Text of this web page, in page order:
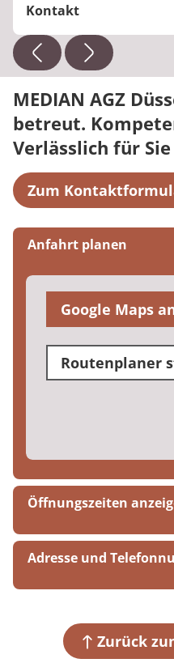
Kontakt
Telefon:+49 211 93432-100
E-Mail:
MEDIAN AGZ
betreut.
Verlässlich für Sie
Zum
Anfahrt planen
Google Maps
Routenplaner
Öffnungszeiten
Mo. bis Do. 08:00 bis
Fr. 08:30 bis 14:30 Uhr
Adresse und
40221 Düsseldorf
Zurück